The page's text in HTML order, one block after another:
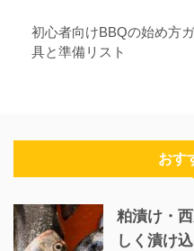
初心者向けBBQの始め方
具と準備リスト
おす
粕漬け・
しく漬け